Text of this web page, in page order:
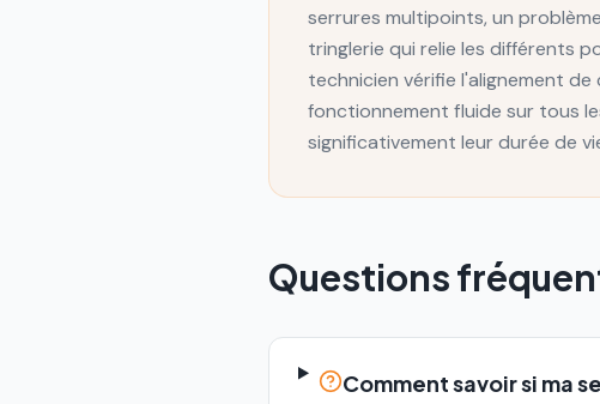
serrures multipoints, un
tringlerie qui relie les différents
technicien vérifie l'alignement
fonctionnement fluide sur tous
significativement leur durée de
Questions
Comment savoir si ma